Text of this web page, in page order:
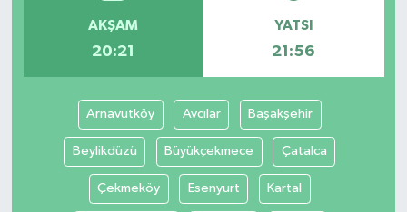
AKŞAM
20:21
YATSI
21:56
Arnavutköy Avcılar Başakşehir
Beylikdüzü Büyükçekmece Çatalca
Çekmeköy Esenyurt Kartal